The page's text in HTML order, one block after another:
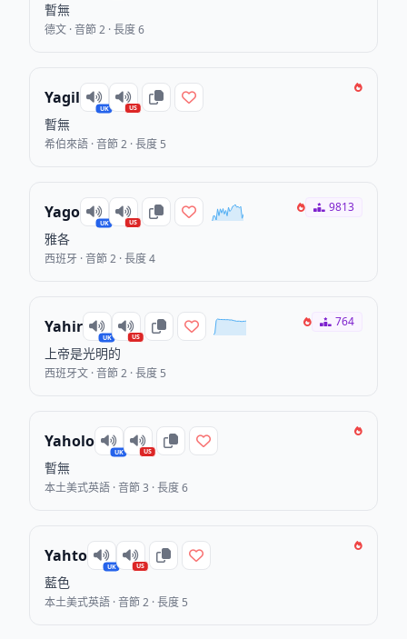
暫無
德文 · 音節 2 · 長度 6
Yagil
UK US
暫無
希伯來語 · 音節 2 · 長度 5
Yago
UK US
雅各
西班牙 · 音節 2 · 長度 4
9813
Yahir
UK US
上帝是光明的
西班牙文 · 音節 2 · 長度 5
764
Yaholo
UK US
暫無
本土美式英語 · 音節 3 · 長度 6
Yahto
UK US
藍色
本土美式英語 · 音節 2 · 長度 5